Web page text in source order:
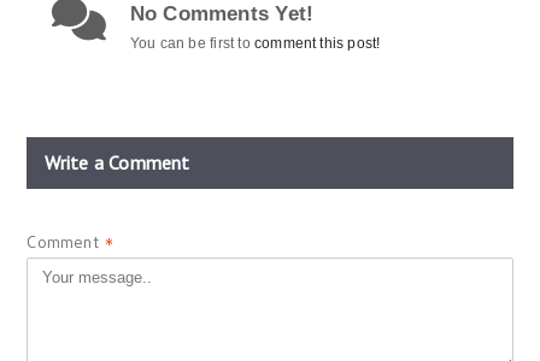
No Comments Yet!
You can be first to comment this post!
Write a Comment
Comment *